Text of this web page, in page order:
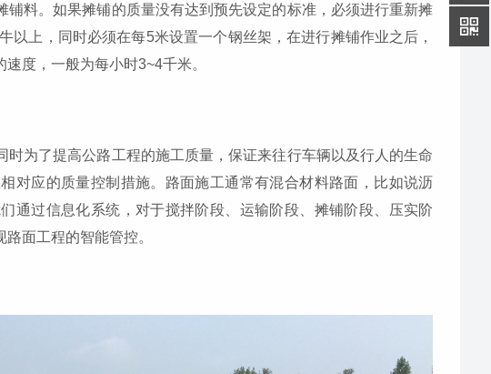
料。如果摊铺的质量没有达到预先设定的标准，必须进行重新摊
上，同时必须在每5米设置一个钢丝架，在进行摊铺作业之后，
度，一般为每小时3~4千米。
为了提高公路工程的施工质量，保证来往行车辆以及行人的生命
对应的质量控制措施。路面施工通常有混合材料路面，比如说沥
通过信息化系统，对于搅拌阶段、运输阶段、摊铺阶段、压实阶
面工程的智能管控。